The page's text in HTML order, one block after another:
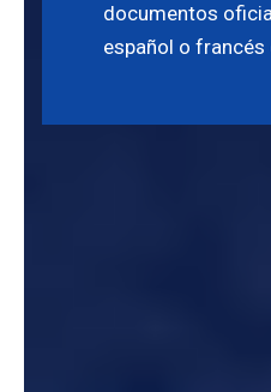
documentos
español o francés